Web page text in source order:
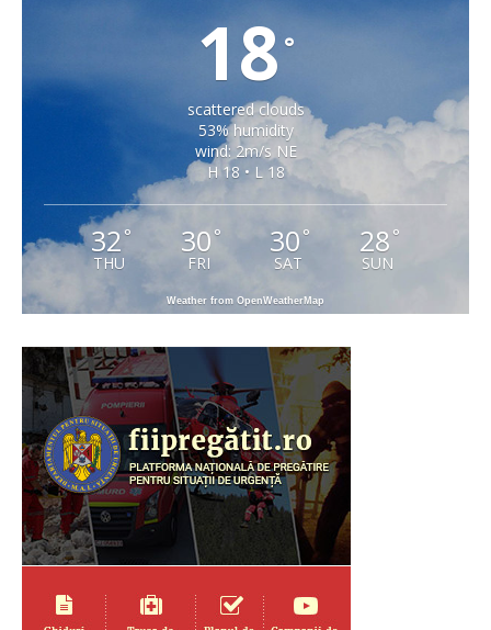
18 °
scattered clouds
53% humidity
wind: 2m/s NE
H 18 • L 18
32 °
THU
30 °
FRI
30°
SAT
28 °
SUN
Weather from OpenWeatherMap